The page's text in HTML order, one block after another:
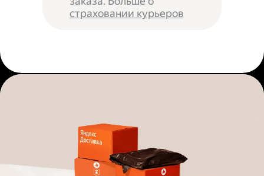
страховании курьеров